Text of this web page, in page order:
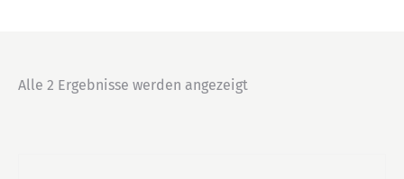
Alle 2 Ergebnisse werden angezeigt